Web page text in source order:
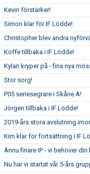
Kevin förstärker!
Simon klar för IF Lödde!
Christopher blev andra
Koffe tillbaka i IF Lödde!
Kylan kryper på - fina nya
Stor sorg!
P05 seriesegrare i Skåne A!
Jörgen tillbaka i IF Lödde!
2019-års stora avslutning
Kim klar för fortsättning i IF
Ännu finare IP - vi behöver din
Nu har vi startat vår 5-års